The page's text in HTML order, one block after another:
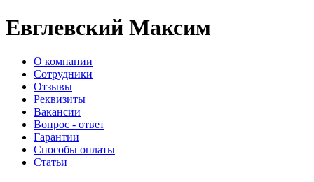
Евглевский Максим
О компании
Сотрудники
Отзывы
Реквизиты
Вакансии
Вопрос - ответ
Гарантии
Способы оплаты
Статьи